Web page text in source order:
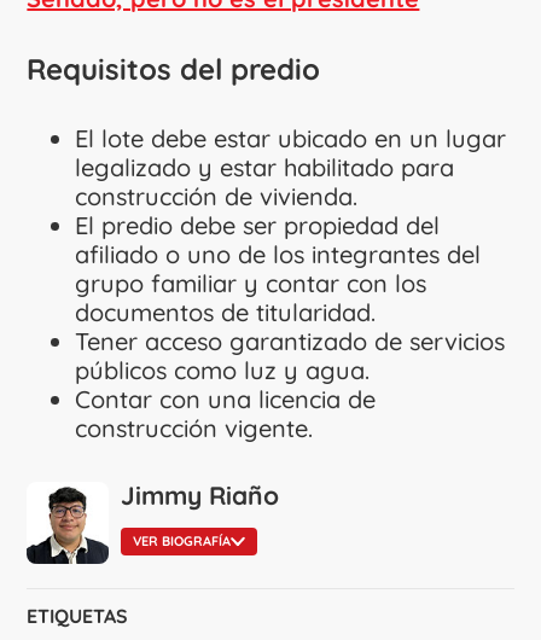
Requisitos del predio
El lote debe estar ubicado en un lugar
legalizado y estar habilitado para
construcción de vivienda.
El predio debe ser propiedad del
afiliado o uno de los integrantes del
grupo familiar y contar con los
documentos de titularidad.
Tener acceso garantizado de servicios
públicos como luz y agua.
Contar con una licencia de
construcción vigente.
Jimmy Riaño
VER BIOGRAFÍA
ETIQUETAS